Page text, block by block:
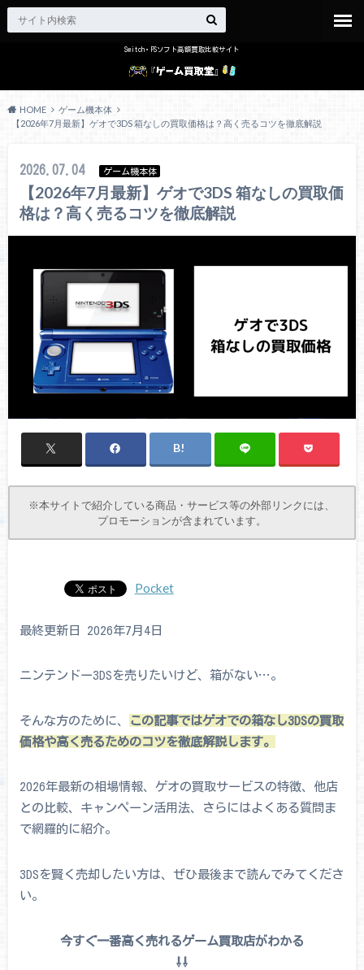
Switch・PSソフト高額買取比較サイト
HOME
ゲーム機本体
【2026年7月最新】ゲオで3DS 箱なしの買取価格は？高く売るコツを徹底解説
2026.07.04 ゲーム機本体
【2026年7月最新】ゲオで3DS 箱なしの買取価
格は？高く売るコツを徹底解説
※本サイトで紹介している商品・サービス等の外部リンクには、
プロモーションが含まれています。
Pocket
最終更新日 2026年7月4日
ニンテンドー3DSを売りたいけど、箱がない…。
そんな方のために、
この記事ではゲオでの箱なし3DSの買取
価格や高く売るためのコツを徹底解説します。
2026年最新の相場情報、ゲオの買取サービスの特徴、他店
との比較、キャンペーン活用法、さらにはよくある質問ま
で網羅的に紹介。
3DSを賢く売却したい方は、ぜひ最後まで読んでみてくださ
い。
今すぐ一番高く売れるゲーム買取店がわかる
⇩⇩